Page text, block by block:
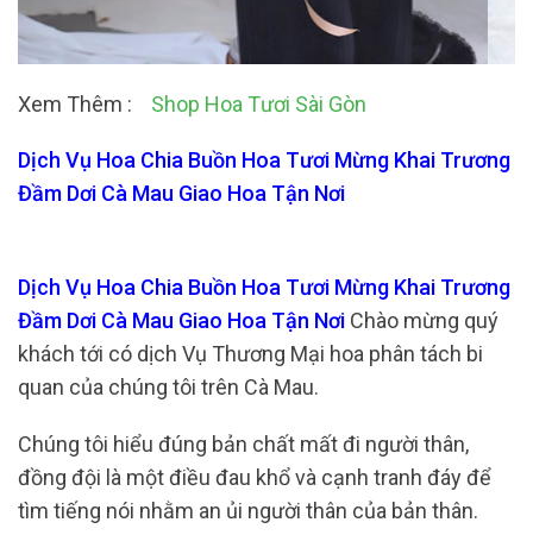
Xem Thêm : Shop Hoa Tươi Sài Gòn
Dịch Vụ Hoa Chia Buồn Hoa Tươi Mừng Khai Trương
Đầm Dơi Cà Mau Giao Hoa Tận Nơi
Dịch Vụ Hoa Chia Buồn Hoa Tươi Mừng Khai Trương
Đầm Dơi Cà Mau Giao Hoa Tận Nơi Chào mừng quý
khách tới có dịch Vụ Thương Mại hoa phân tách bi
quan của chúng tôi trên Cà Mau.
Chúng tôi hiểu đúng bản chất mất đi người thân,
đồng đội là một điều đau khổ và cạnh tranh đáy để
tìm tiếng nói nhằm an ủi người thân của bản thân.